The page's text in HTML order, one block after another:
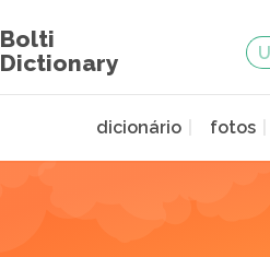
Bolti
Dictionary
dicionário fotos